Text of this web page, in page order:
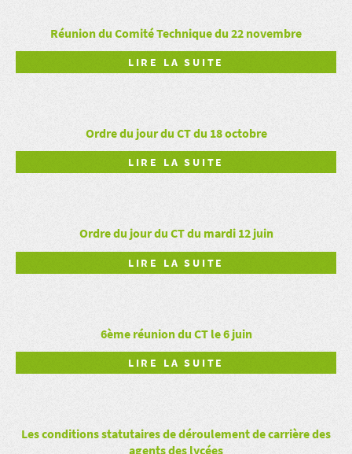
Réunion du Comité Technique du 22 novembre
LIRE LA SUITE
Ordre du jour du CT du 18 octobre
LIRE LA SUITE
Ordre du jour du CT du mardi 12 juin
LIRE LA SUITE
6ème réunion du CT le 6 juin
LIRE LA SUITE
Les conditions statutaires de déroulement de carrière des
agents des lycées